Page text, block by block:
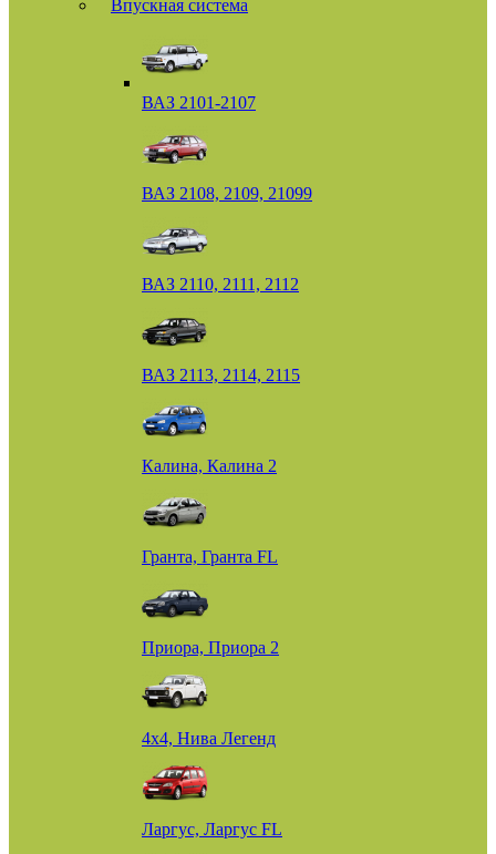
Впускная система
ВАЗ 2101-2107
ВАЗ 2108, 2109, 21099
ВАЗ 2110, 2111, 2112
ВАЗ 2113, 2114, 2115
Калина, Калина 2
Гранта, Гранта FL
Приора, Приора 2
4х4, Нива Легенд
Ларгус, Ларгус FL